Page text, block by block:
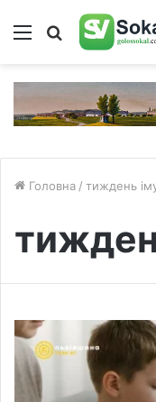
Меню Пошук
Головна / тиждень